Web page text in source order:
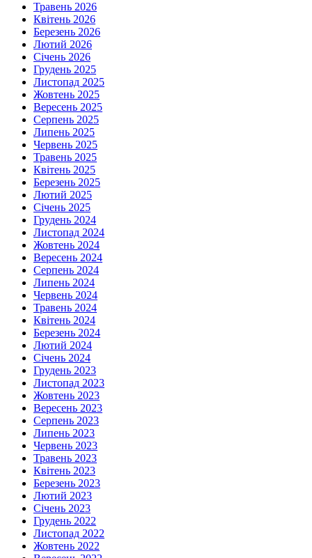
Травень 2026
Квітень 2026
Березень 2026
Лютий 2026
Січень 2026
Грудень 2025
Листопад 2025
Жовтень 2025
Вересень 2025
Серпень 2025
Липень 2025
Червень 2025
Травень 2025
Квітень 2025
Березень 2025
Лютий 2025
Січень 2025
Грудень 2024
Листопад 2024
Жовтень 2024
Вересень 2024
Серпень 2024
Липень 2024
Червень 2024
Травень 2024
Квітень 2024
Березень 2024
Лютий 2024
Січень 2024
Грудень 2023
Листопад 2023
Жовтень 2023
Вересень 2023
Серпень 2023
Липень 2023
Червень 2023
Травень 2023
Квітень 2023
Березень 2023
Лютий 2023
Січень 2023
Грудень 2022
Листопад 2022
Жовтень 2022